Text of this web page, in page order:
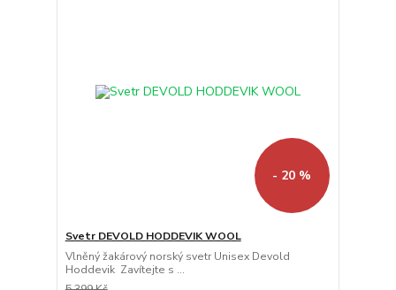
- 20 %
Svetr DEVOLD HODDEVIK WOOL
Vlněný žakárový norský svetr Unisex Devold
Hoddevik Zavítejte s ...